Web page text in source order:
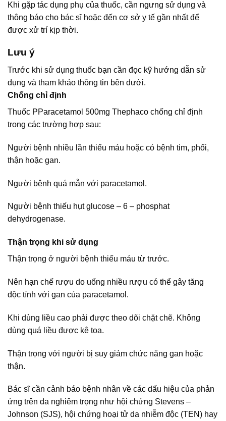
Khi gặp tác dụng phụ của thuốc, cần ngưng sử dụng và
thông báo cho bác sĩ hoặc đến cơ sở y tế gần nhất để
được xử trí kịp thời.
Lưu ý
Trước khi sử dụng thuốc bạn cần đọc kỹ hướng dẫn sử
dụng và tham khảo thông tin bên dưới.
Chống chỉ định
Thuốc PParacetamol 500mg Thephaco chống chỉ định
trong các trường hợp sau:
Người bệnh nhiều lần thiếu máu hoặc có bệnh tim, phổi,
thận hoặc gan.
Người bệnh quá mẫn với paracetamol.
Người bệnh thiếu hụt glucose – 6 – phosphat
dehydrogenase.
Thận trọng khi sử dụng
Thận trọng ở người bệnh thiếu máu từ trước.
Nên hạn chế rượu do uống nhiều rượu có thể gây tăng
độc tính với gan của paracetamol.
Khi dùng liều cao phải được theo dõi chặt chẽ. Không
dùng quá liều được kê toa.
Thận trọng với người bị suy giảm chức năng gan hoặc
thận.
Bác sĩ cần cảnh báo bệnh nhân về các dấu hiệu của phản
ứng trên da nghiêm trọng như hội chứng Stevens –
Johnson (SJS), hội chứng hoại tử da nhiễm độc (TEN) hay